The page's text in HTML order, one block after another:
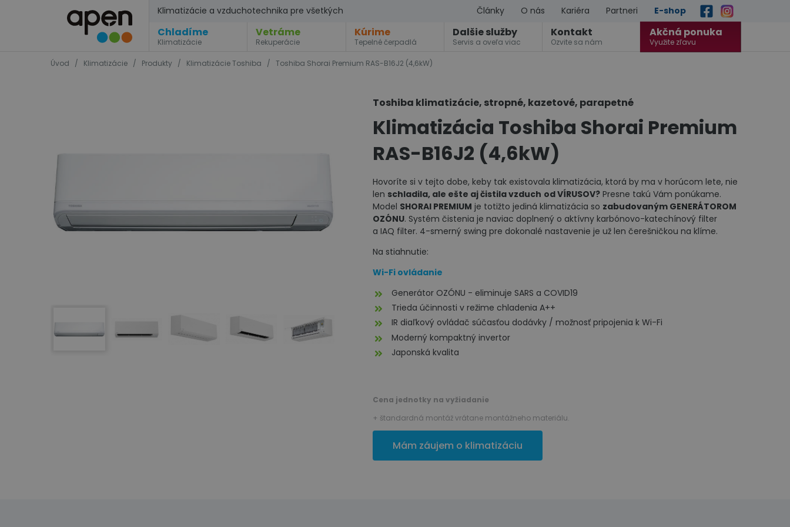
Klimatizácie a vzduchotechnika pre všetkých Články O nás Kariéra Partneri E-shop
Chladíme
Klimatizácie
Vetráme
Rekuperácie
Kúrime
Tepelné čerpadlá
Dalšie služby
Servis a oveľa viac
Kontakt
Ozvite sa nám
Akčná ponuka
Využite zľavu
Úvod / Klimatizácie / Produkty / Klimatizácie Toshiba / Toshiba Shorai Premium RAS-B16J2 (4,6kW)
Toshiba klimatizácie, stropné, kazetové, parapetné
Klimatizácia Toshiba Shorai Premium
RAS-B16J2 (4,6kW)
Hovoríte si v tejto dobe, keby tak existovala klimatizácia, ktorá by ma v horúcom lete, nie
len schladila, ale ešte aj čistila vzduch od VÍRUSOV? Presne takú Vám ponúkame.
Model SHORAI PREMIUM je totižto jediná klimatizácia so zabudovaným GENERÁTOROM
OZÓNU. Systém čistenia je naviac doplnený o aktívny karbónovo-katechínový filter
a IAQ filter. 4-smerný swing pre dokonalé nastavenie je už len čerešničkou na klíme.
Na stiahnutie:
Wi-Fi ovládanie
Generátor OZÓNU - eliminuje SARS a COVID19
Trieda účinnosti v režime chladenia A++
IR diaľkový ovládač súčasťou dodávky / možnosť pripojenia k Wi-Fi
Moderný kompaktný invertor
Japonská kvalita
Cena jednotky na vyžiadanie
+ štandardná montáž vrátane montážneho materiálu.
Mám záujem o klimatizáciu